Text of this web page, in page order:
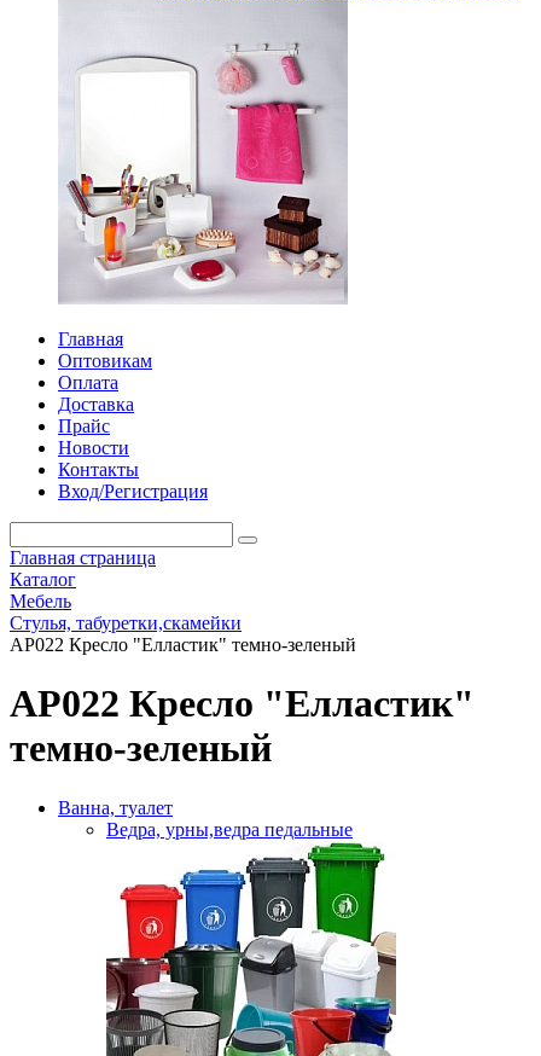
Главная
Оптовикам
Оплата
Доставка
Прайс
Новости
Контакты
Вход/Регистрация
Главная страница
Каталог
Мебель
Стулья, табуретки,скамейки
АР022 Кресло "Елластик" темно-зеленый
АР022 Кресло "Елластик"
темно-зеленый
Ванна, туалет
Ведра, урны,ведра педальные